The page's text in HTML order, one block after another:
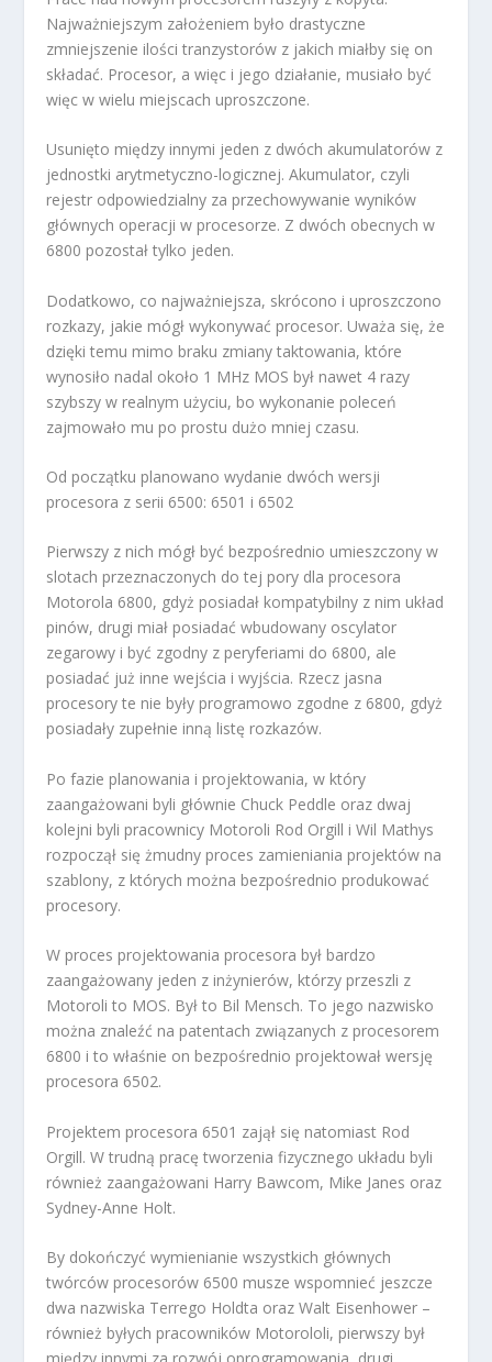
Najważniejszym założeniem było drastyczne
zmniejszenie ilości tranzystorów z jakich miałby się on
składać. Procesor, a więc i jego działanie, musiało być
więc w wielu miejscach uproszczone.
Usunięto między innymi jeden z dwóch akumulatorów z
jednostki arytmetyczno-logicznej. Akumulator, czyli
rejestr odpowiedzialny za przechowywanie wyników
głównych operacji w procesorze. Z dwóch obecnych w
6800 pozostał tylko jeden.
Dodatkowo, co najważniejsza, skrócono i uproszczono
rozkazy, jakie mógł wykonywać procesor. Uważa się, że
dzięki temu mimo braku zmiany taktowania, które
wynosiło nadal około 1 MHz MOS był nawet 4 razy
szybszy w realnym użyciu, bo wykonanie poleceń
zajmowało mu po prostu dużo mniej czasu.
Od początku planowano wydanie dwóch wersji
procesora z serii 6500: 6501 i 6502
Pierwszy z nich mógł być bezpośrednio umieszczony w
slotach przeznaczonych do tej pory dla procesora
Motorola 6800, gdyż posiadał kompatybilny z nim układ
pinów, drugi miał posiadać wbudowany oscylator
zegarowy i być zgodny z peryferiami do 6800, ale
posiadać już inne wejścia i wyjścia. Rzecz jasna
procesory te nie były programowo zgodne z 6800, gdyż
posiadały zupełnie inną listę rozkazów.
Po fazie planowania i projektowania, w który
zaangażowani byli głównie Chuck Peddle oraz dwaj
kolejni byli pracownicy Motoroli Rod Orgill i Wil Mathys
rozpoczął się żmudny proces zamieniania projektów na
szablony, z których można bezpośrednio produkować
procesory.
W proces projektowania procesora był bardzo
zaangażowany jeden z inżynierów, którzy przeszli z
Motoroli to MOS. Był to Bil Mensch. To jego nazwisko
można znaleźć na patentach związanych z procesorem
6800 i to właśnie on bezpośrednio projektował wersję
procesora 6502.
Projektem procesora 6501 zajął się natomiast Rod
Orgill. W trudną pracę tworzenia fizycznego układu byli
również zaangażowani Harry Bawcom, Mike Janes oraz
Sydney-Anne Holt.
By dokończyć wymienianie wszystkich głównych
twórców procesorów 6500 musze wspomnieć jeszcze
dwa nazwiska Terrego Holdta oraz Walt Eisenhower –
również byłych pracowników Motorololi, pierwszy był